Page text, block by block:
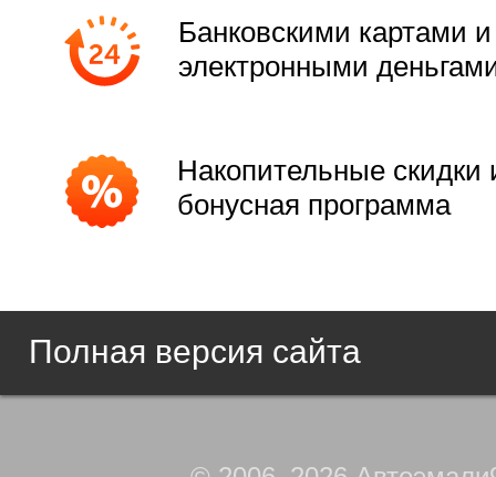
Банковскими картами и
электронными
Накопительные скидки
бонусная программа
Полная версия сайта